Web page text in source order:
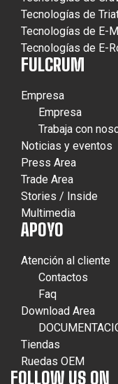
Tecnologías de
Tecnologías de E-
Tecnologías de E-
FULCRUM
Empresa
Empresa
Trabaja con
Noticias y eventos
Press Area
Trade Area
Stories / Inside
Multimedia
APOYO
Atención al cliente
Contactos
Faq
Download Area
Tiendas
Ruedas OEM
FOLLOW US ON